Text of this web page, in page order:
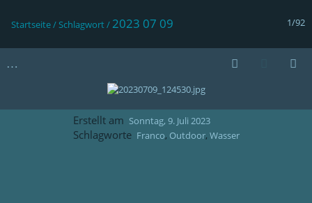
1/92
Startseite/Schlagwort/ 2023 07 09
Erstellt am Sonntag, 9. Juli 2023
Schlagworte Franco, Outdoor, Wasser